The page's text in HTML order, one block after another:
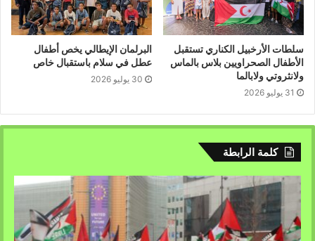
سلطات الأرخبيل الكناري تستقبل
الأطفال الصحراويين بلاس بالماس
ولانثروتي ولابالما
31 يوليو 2026
البرلمان الإيطالي يخص أطفال
عطل في سلام باستقبال خاص
30 يوليو 2026
كلمة الرابطة